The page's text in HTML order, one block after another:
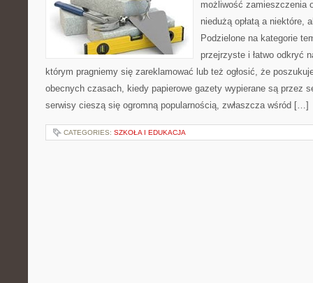
możliwość zamieszczenia
niedużą opłatą a niektóre,
Podzielone na kategorie
przejrzyste i łatwo odkryć
którym pragniemy się zareklamować lub też ogłosić, że
obecnych czasach, kiedy papierowe gazety wypierane są przez
serwisy cieszą się ogromną popularnością, zwłaszcza wśród […]
CATEGORIES: SZKOŁA I EDUKACJA